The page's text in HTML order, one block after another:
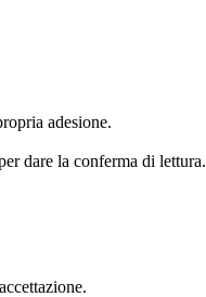
adesione.
dare la conferma di lettura.